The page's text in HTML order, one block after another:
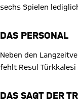
sechs Spielen
DAS PERSONAL
Neben den
fehlt Resul
DAS SAGT DER